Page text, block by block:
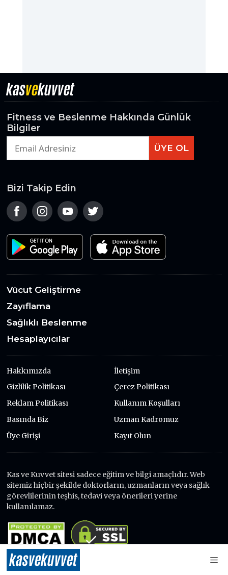
kasvekuvvet
kasvekuvvet
Fitness ve Beslenme Hakkında Günlük
Bilgiler
ÜYE OL
Vücut Geliştirme
Zayıflama
Sağlıklı Beslenme
Hesaplayıcılar
Hakkımızda
İletişim
Gizlilik Politikası
Çerez Politikası
Reklam Politikası
Kullanım Koşulları
Basında Biz
Uzman Kadromuz
Üye Girişi
Kayıt Olun
Bizi Takip Edin
Kas ve Kuvvet sitesi sadece eğitim ve bilgi amaçlıdır. Web
sitemiz hiçbir şekilde doktorların, uzmanların veya sağlık
görevlilerinin teşhis, tedavi veya önerileri yerine
kullanılamaz.
© 2026 Kas ve Kuvvet - Tüm Hakları Saklıdır